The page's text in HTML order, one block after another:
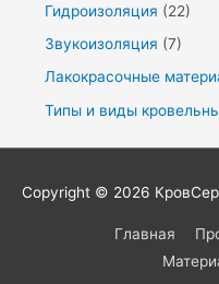
Гидроизоляция (22)
Звукоизоляция (7)
Лакокрасочные
Типы и виды
Copyright © 2026
Главная